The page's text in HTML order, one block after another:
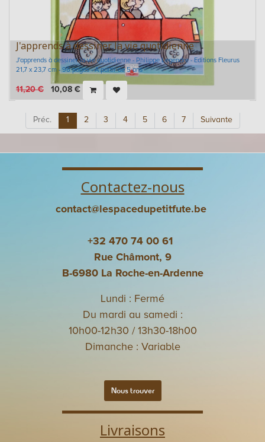
J'apprends à dessiner la vie quotidienne
J'apprends à dessiner la vie quotidienne - Philippe Legendre - Editions Fleurus
21,7 x 23,7 cm - 96 pages - A partir de 5 ans
11,20€ 10,08 €
Préc. 1 2 3 4 5 6 7 Suivante
Contactez-nous
contact@lespacedupetitfute.be
+32 470 74 00 61
Rue Châmont, 9
B-6980 La Roche-en-Ardenne
Lundi : Fermé
Du mardi au samedi :
10h00-12h30 / 13h30-18h00
Dimanche : Variable
Nous trouver
Livraisons